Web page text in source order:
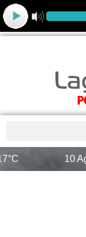
para
o
10 Ago